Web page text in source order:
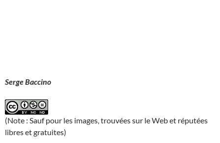
Serge Baccino
(Note : Sauf pour les images, trouvées sur le Web et réputées
libres et gratuites)